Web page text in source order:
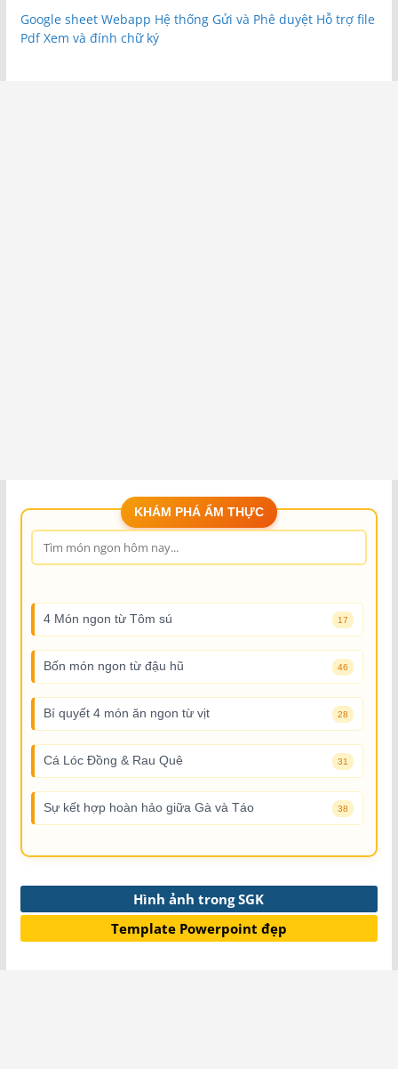
Google sheet Webapp Hệ thống Gửi và Phê duyệt Hỗ trợ file
Pdf Xem và đính chữ ký
KHÁM PHÁ ẨM THỰC
4 Món ngon từ Tôm sú 17
Bốn món ngon từ đậu hũ 46
Bí quyết 4 món ăn ngon từ vịt 28
Cá Lóc Đồng & Rau Quê 31
Sự kết hợp hoàn hảo giữa Gà và Táo 38
Hình ảnh trong SGK
Template Powerpoint đẹp